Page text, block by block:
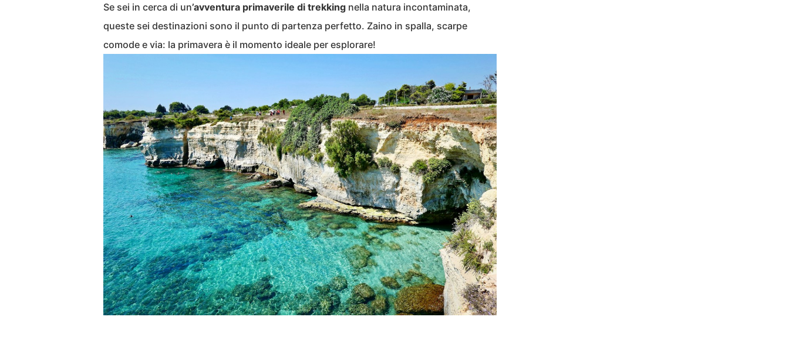
Se sei in cerca di un’avventura primaverile di trekking nella natura incontaminata,
queste sei destinazioni sono il punto di partenza perfetto. Zaino in spalla, scarpe
comode e via: la primavera è il momento ideale per esplorare!